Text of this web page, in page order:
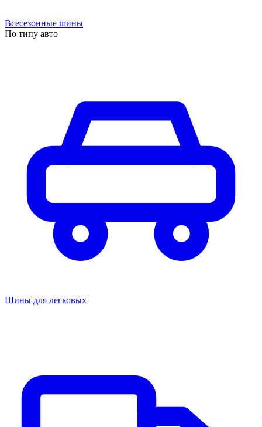
Всесезонные шины
По типу авто
Шины для легковых